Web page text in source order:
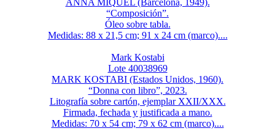
“Composición”.
Óleo sobre tabla.
Medidas: 88 x 21,5 cm; 91 x 24 cm (marco)....
Mark Kostabi
Lote 40038969
MARK KOSTABI (Estados Unidos, 1960).
“Donna con libro”, 2023.
Litografía sobre cartón, ejemplar XXII/XXX.
Firmada, fechada y justificada a mano.
Medidas: 70 x 54 cm; 79 x 62 cm (marco)....